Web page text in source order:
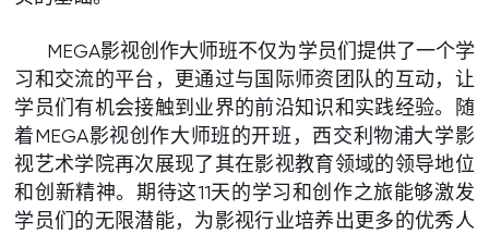
MEGA影视创作大师班不仅为学员们提供了一个学
习和交流的平台，更通过与国际师资团队的互动，让
学员们有机会接触到业界的前沿知识和实践经验。随
着MEGA影视创作大师班的开班，西交利物浦大学影
视艺术学院再次展现了其在影视教育领域的领导地位
和创新精神。期待这11天的学习和创作之旅能够激发
学员们的无限潜能，为影视行业培养出更多的优秀人